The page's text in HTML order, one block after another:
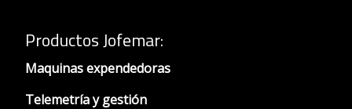
Productos Jofemar:
Maquinas expendedoras
Telemetría y gestión